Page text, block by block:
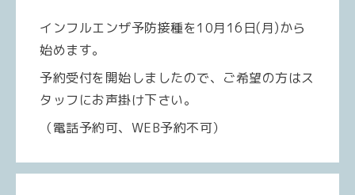
インフルエンザ予防接種を10月16日(月)から
始めます。
予約受付を開始しましたので、ご希望の方はス
タッフにお声掛け下さい。
（電話予約可、WEB予約不可）